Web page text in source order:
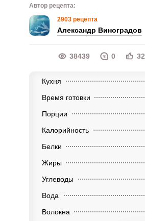
Автор рецепта:
2903 рецепта
Александр Виноградов
38439 0 32
Кухня
Время готовки
Порции
Калорийность
Белки
Жиры
Углеводы
Вода
Волокна